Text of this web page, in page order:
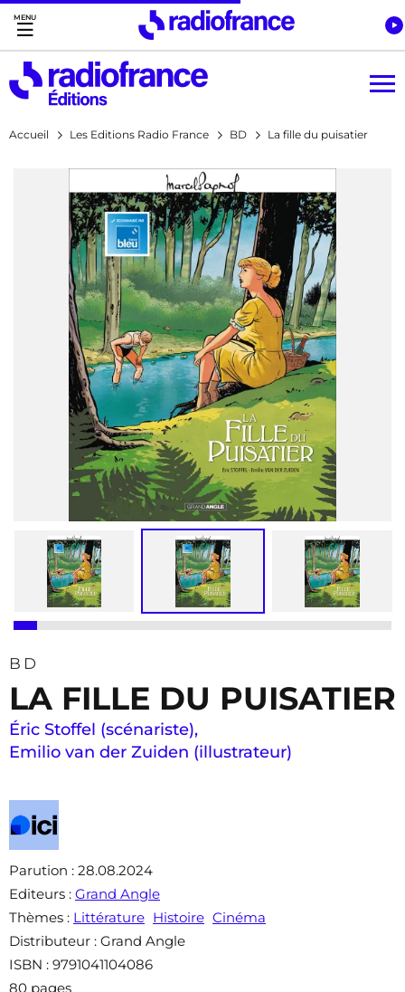
Accès direct :
Menu principal
Contenu
Accueil Les Editions Radio France BD La fille du puisatier
BD
LA FILLE DU PUISATIER
Éric Stoffel (scénariste),
Emilio van der Zuiden (illustrateur)
Parution : 28.08.2024
Editeurs : Grand Angle
Thèmes : Littérature Histoire Cinéma
Distributeur : Grand Angle
ISBN : 9791041104086
80 pages